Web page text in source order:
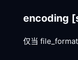
encoding
仅当